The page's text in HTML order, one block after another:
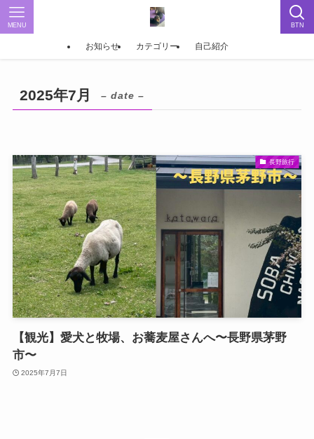
BTN
MENU
お知らせ カテゴリー 自己紹介
2025年7月 – date –
長野旅行
【観光】愛犬と牧場、お蕎麦屋さんへ〜長野県茅野
市〜
2025年7月7日